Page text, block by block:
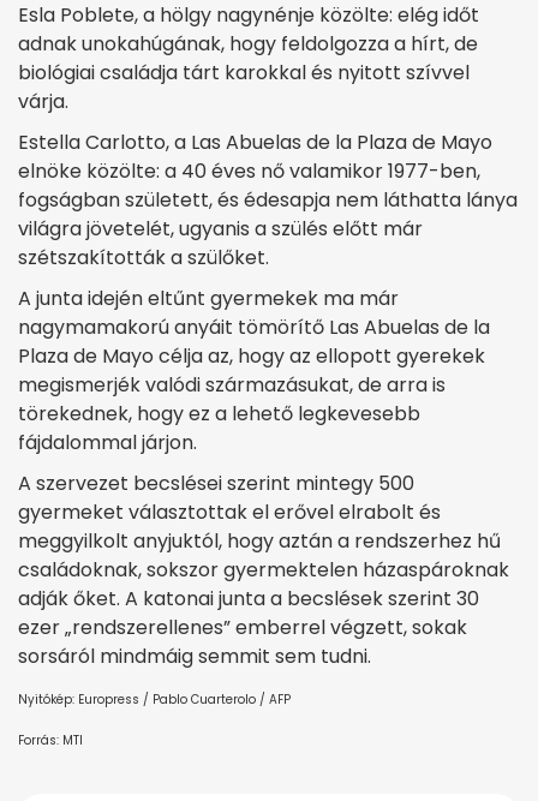
Esla Poblete, a hölgy nagynénje közölte: elég időt
adnak unokahúgának, hogy feldolgozza a hírt, de
biológiai családja tárt karokkal és nyitott szívvel
várja.
Estella Carlotto, a Las Abuelas de la Plaza de Mayo
elnöke közölte: a 40 éves nő valamikor 1977-ben,
fogságban született, és édesapja nem láthatta lánya
világra jövetelét, ugyanis a szülés előtt már
szétszakították a szülőket.
A junta idején eltűnt gyermekek ma már
nagymamakorú anyáit tömörítő Las Abuelas de la
Plaza de Mayo célja az, hogy az ellopott gyerekek
megismerjék valódi származásukat, de arra is
törekednek, hogy ez a lehető legkevesebb
fájdalommal járjon.
A szervezet becslései szerint mintegy 500
gyermeket választottak el erővel elrabolt és
meggyilkolt anyjuktól, hogy aztán a rendszerhez hű
családoknak, sokszor gyermektelen házaspároknak
adják őket. A katonai junta a becslések szerint 30
ezer „rendszerellenes” emberrel végzett, sokak
sorsáról mindmáig semmit sem tudni.
Nyitókép: Europress / Pablo Cuarterolo / AFP
Forrás: MTI